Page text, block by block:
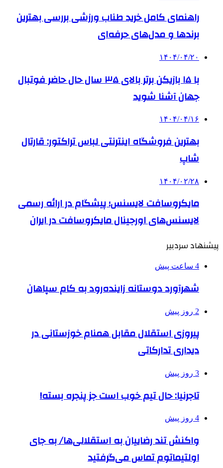
راهنمای کامل خرید طناب ورزشی بررسی بهترین
برندها و مدل‌های حرفه‌ای
۱۴۰۴/۰۴/۲۰
با ۱۵ بازیکن برتر بالای ۳۵ سال حال حاضر فوتبال
جهان آشنا شوید
۱۴۰۴/۰۴/۱۶
بهترین فروشگاه اینترنتی لباس تراکتور: قارتال
شاپ
۱۴۰۴/۰۲/۲۸
مایکروسافت لایسنس؛ پیشگام در ارائه رسمی
لایسنس‌های اورجینال مایکروسافت در ایران
پیشنهاد سردبیر
4 ساعت پیش
شهرآورد دوستانه زاینده‌رود به کام سپاهان
2 روز پیش
پیروزی استقلال مقابل همنام خوزستانی در
دیداری تدارکاتی
3 روز پیش
تاجرنیا: حال تیم خوب است جز پنجره بسته!
4 روز پیش
واکنش تند رضاییان به استقلالی‌ها/ به جای
اولتیماتوم تماس می‌گرفتید